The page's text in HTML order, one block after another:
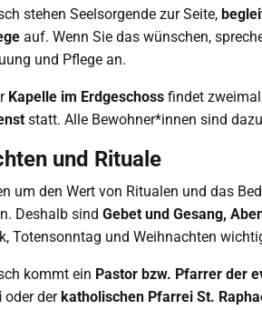
stehen Seelsorgende zur Seite,
auf. Wenn Sie das wünschen,
und Pflege an.
Kapelle im Erdgeschoss findet
statt. Alle Bewohner*innen sind
und Rituale
um den Wert von Ritualen und das
Deshalb sind Gebet und Gesang,
Totensonntag und Weihnachten
kommt ein Pastor bzw. Pfarrer der
oder derkatholischen Pfarrei St.